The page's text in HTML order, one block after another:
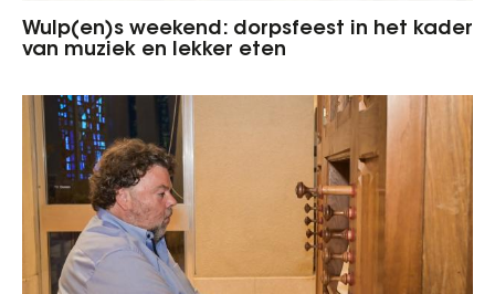
Wulp(en)s weekend: dorpsfeest in het kader
van muziek en lekker eten